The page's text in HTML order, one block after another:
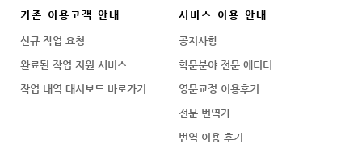
기존 이용고객 안내
신규 작업 요청
완료된 작업 지원 서비스
작업 내역 대시보드 바로가기
서비스 이용 안내
공지사항
학문분야 전문 에디터
영문교정 이용후기
전문 번역가
번역 이용 후기